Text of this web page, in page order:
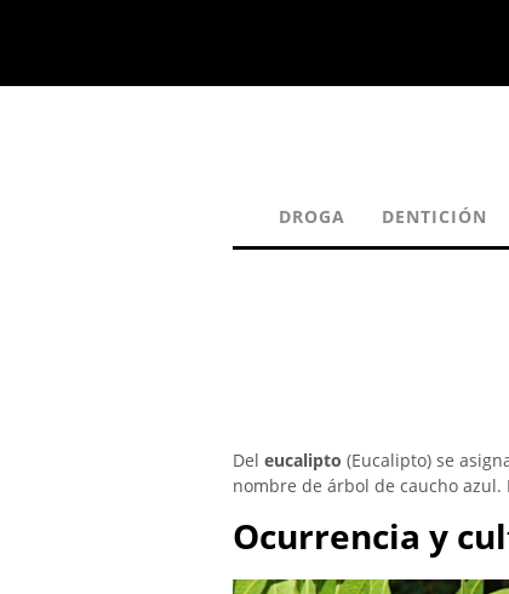
DROGA DENTICIÓN
Del eucalipto (Eucalipto) se
nombre de árbol de caucho azul.
Ocurrencia y